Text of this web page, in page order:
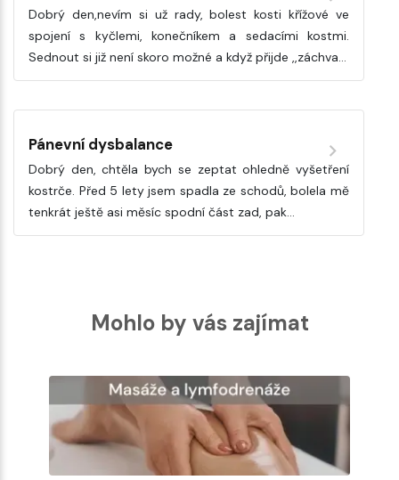
Dobrý den,nevím si už rady, bolest kosti křížové ve
spojení s kyčlemi, konečníkem a sedacími kostmi.
Sednout si již není skoro možné a když přijde ,,záchva…
Pánevní dysbalance
Dobrý den, chtěla bych se zeptat ohledně vyšetření
kostrče. Před 5 lety jsem spadla ze schodů, bolela mě
tenkrát ještě asi měsíc spodní část zad, pak…
Mohlo by vás zajímat